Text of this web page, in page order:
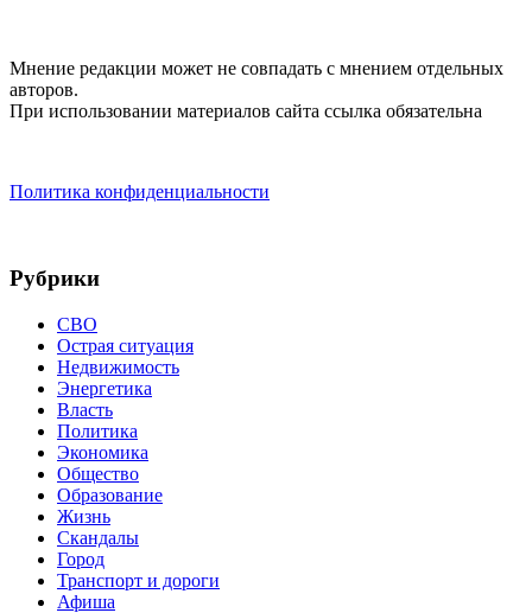
Мнение редакции может не совпадать с мнением отдельных
авторов.
При использовании материалов сайта ссылка обязательна
Политика конфиденциальности
Рубрики
СВО
Острая ситуация
Недвижимость
Энергетика
Власть
Политика
Экономика
Общество
Образование
Жизнь
Скандалы
Город
Транспорт и дороги
Афиша